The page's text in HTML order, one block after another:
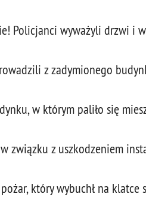
Policjanci wyważyli drzwi i
z zadymionego
w którym paliło się
związku z uszkodzeniem
który wybuchł na klatce